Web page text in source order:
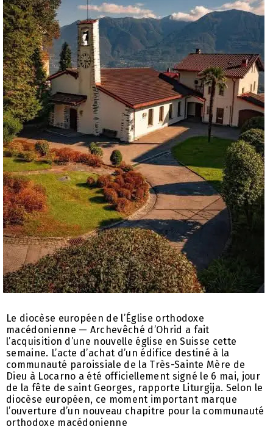
Le diocèse européen de l’Église orthodoxe
macédonienne — Archevêché d’Ohrid a fait
l’acquisition d’une nouvelle église en Suisse cette
semaine. L’acte d’achat d’un édifice destiné à la
communauté paroissiale de la Très-Sainte Mère de
Dieu à Locarno a été officiellement signé le 6 mai, jour
de la fête de saint Georges, rapporte Liturgija. Selon le
diocèse européen, ce moment important marque
l’ouverture d’un nouveau chapitre pour la communauté
orthodoxe macédonienne